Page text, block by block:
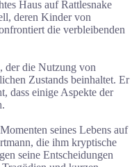
Haus auf Rattlesnake
deren Kinder von
die verbleibenden
der die Nutzung von
Zustands beinhaltet. Er
dass einige Aspekte der
seines Lebens auf
die ihm kryptische
seine Entscheidungen